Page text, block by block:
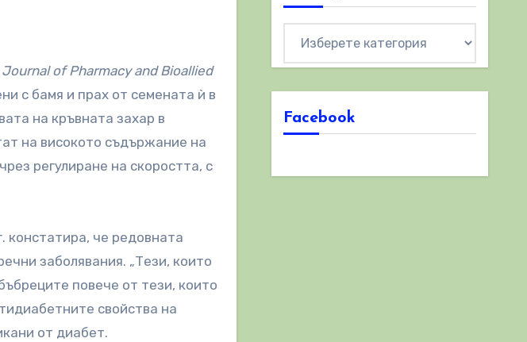
Journal of Pharmacy and Bioallied
с бамя и прах от семената ѝ в
на кръвната захар в
на високото съдържание на
регулиране на скоростта, с
констатира, че редовната
заболявания. „Тези, които
повече от тези, които
свойства на
от диабет.
Facebook